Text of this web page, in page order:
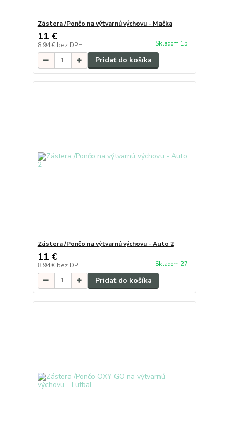
Zástera /Pončo na výtvarnú výchovu - Mačka
11 €
8,94 € bez DPH Skladom 15
Pridať do košíka
Zástera /Pončo na výtvarnú výchovu - Auto 2
11 €
8,94 € bez DPH Skladom 27
Pridať do košíka